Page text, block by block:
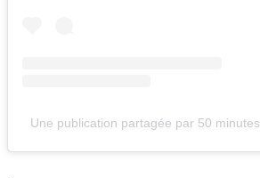
Une publication partagée par 50